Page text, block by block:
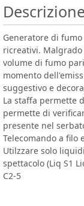
Descrizione
Generatore di
ricreativi.
volume di fumo
momento
suggestivo e
La staffa permette
permette di
presente nel
Telecomando a filo
Utilzzare solo
spettacolo (Liq S1
C2-5